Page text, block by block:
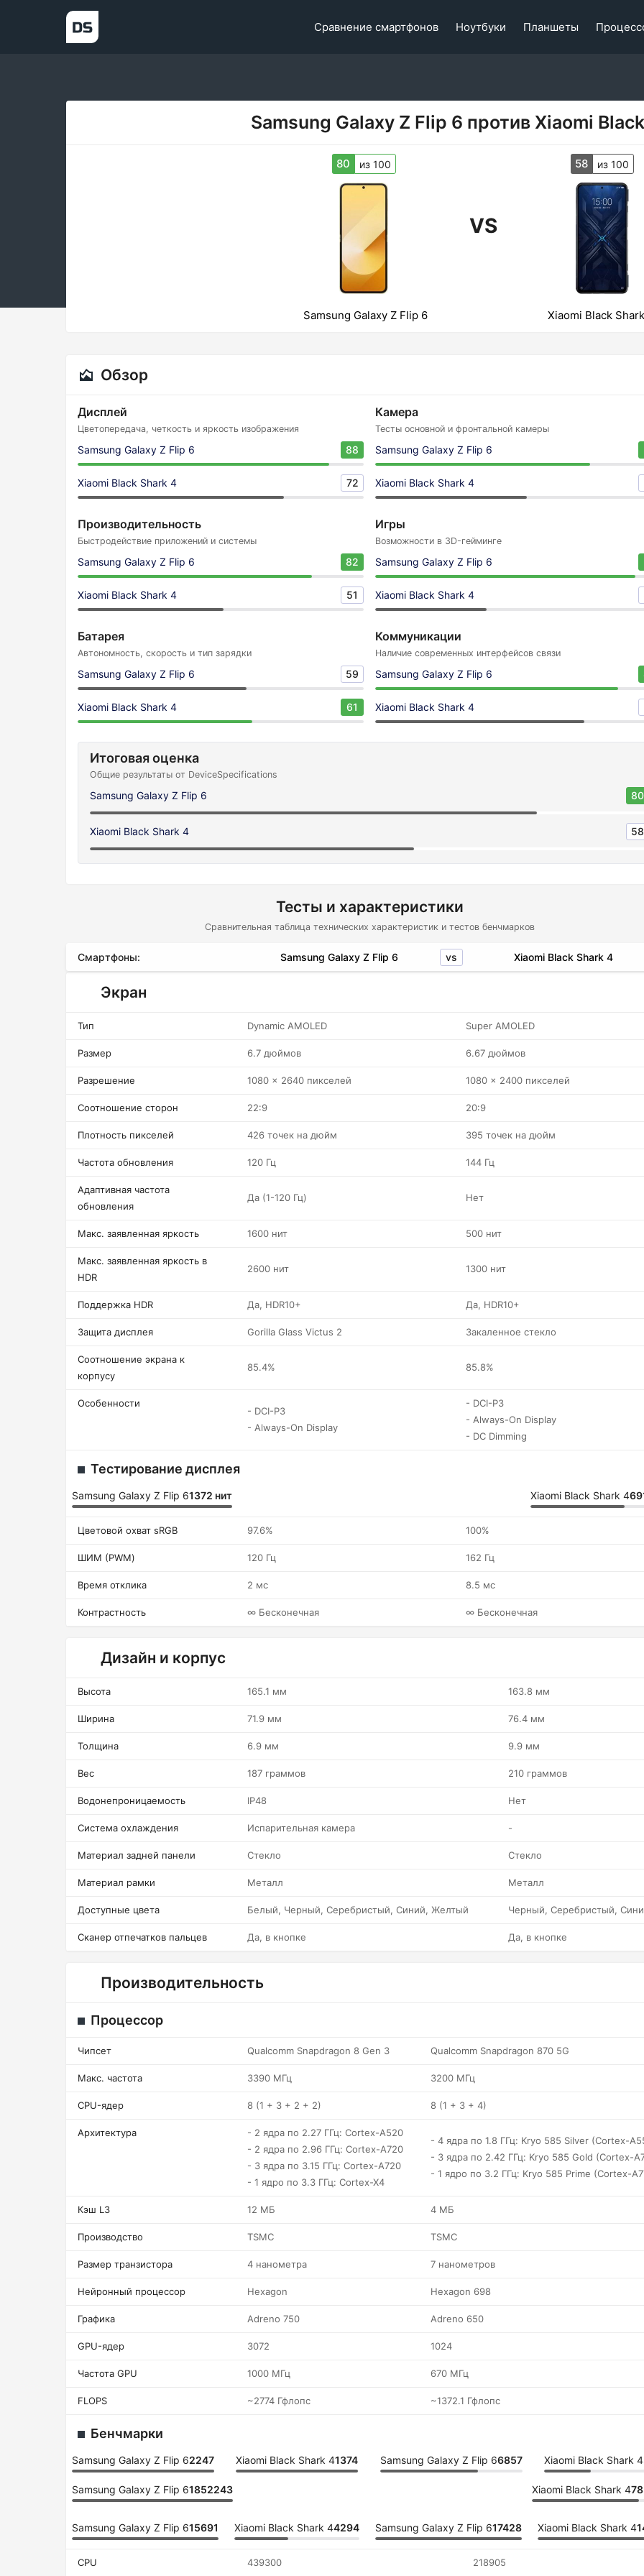
Сравнение смартфонов Ноутбуки Планшеты
Samsung Galaxy Z Flip 6 против Xiaomi
80 из 100
VS
58 из 100
Samsung Galaxy Z Flip 6 Xiaomi Black
Обзор
Дисплей
Цветопередача, четкость и яркость изображения
Samsung Galaxy Z Flip 6 88
Xiaomi Black Shark 4 72
Камера
Тесты основной и фронтальной камеры
Samsung Galaxy Z Flip 6
Xiaomi Black Shark 4
Производительность
Быстродействие приложений и системы
Samsung Galaxy Z Flip 6 82
Xiaomi Black Shark 4 51
Игры
Возможности в 3D-гейминге
Samsung Galaxy Z Flip 6
Xiaomi Black Shark 4
Батарея
Автономность, скорость и тип зарядки
Samsung Galaxy Z Flip 6 59
Xiaomi Black Shark 4 61
Коммуникации
Наличие современных интерфейсов связи
Samsung Galaxy Z Flip 6
Xiaomi Black Shark 4
Итоговая оценка
Общие результаты от DeviceSpecifications
Samsung Galaxy Z Flip 6 80
Xiaomi Black Shark 4 58
Тесты и характеристики
Сравнительная таблица технических характеристик и тестов бенчмарков
Смартфоны: Samsung Galaxy Z Flip 6 vs Xiaomi Black Shark 4
Экран
Тип Dynamic AMOLED Super AMOLED
Размер 6.7 дюймов 6.67 дюймов
Разрешение 1080 x 2640 пикселей 1080 x 2400 пикселей
Соотношение сторон 22:9 20:9
Плотность пикселей 426 точек на дюйм 395 точек на дюйм
Частота обновления 120 Гц 144 Гц
Адаптивная частота
обновления
Да (1-120 Гц) Нет
Макс. заявленная яркость 1600 нит 500 нит
Макс. заявленная яркость в
HDR
2600 нит 1300 нит
Поддержка HDR Да, HDR10+ Да, HDR10+
Защита дисплея Gorilla Glass Victus 2 Закаленное стекло
Соотношение экрана к
корпусу
85.4% 85.8%
Особенности
- DCI-P3
- Always-On Display
- DCI-P3
- Always-On Display
- DC Dimming
Тестирование дисплея
Samsung Galaxy Z Flip 61372 нит Xiaomi Black Shark 4
Цветовой охват sRGB 97.6% 100%
ШИМ (PWM) 120 Гц 162 Гц
Время отклика 2 мс 8.5 мс
Контрастность ∞ Бесконечная ∞ Бесконечная
Дизайн и корпус
Высота 165.1 мм 163.8 мм
Ширина 71.9 мм 76.4 мм
Толщина 6.9 мм 9.9 мм
Вес 187 граммов 210 граммов
Водонепроницаемость IP48 Нет
Система охлаждения Испарительная камера -
Материал задней панели Стекло Стекло
Материал рамки Металл Металл
Доступные цвета Белый, Черный, Серебристый, Синий, Желтый Черный, Серебристый,
Сканер отпечатков пальцев Да, в кнопке Да, в кнопке
Производительность
Процессор
Чипсет Qualcomm Snapdragon 8 Gen 3 Qualcomm Snapdragon 870 5G
Макс. частота 3390 МГц 3200 МГц
CPU-ядер 8 (1 + 3 + 2 + 2) 8 (1 + 3 + 4)
Архитектура
- 2 ядра по 2.27 ГГц: Cortex-A520
- 2 ядра по 2.96 ГГц: Cortex-A720
- 3 ядра по 3.15 ГГц: Cortex-A720
- 1 ядро по 3.3 ГГц: Cortex-X4
- 4 ядра по 1.8 ГГц: Kryo 585 Silver (Cortex-
- 3 ядра по 2.42 ГГц: Kryo 585 Gold (Cortex-
- 1 ядро по 3.2 ГГц: Kryo 585 Prime (Cortex-
Кэш L3 12 МБ 4 МБ
Производство TSMC TSMC
Размер транзистора 4 нанометра 7 нанометров
Нейронный процессор Hexagon Hexagon 698
Графика Adreno 750 Adreno 650
GPU-ядер 3072 1024
Частота GPU 1000 МГц 670 МГц
FLOPS ~2774 Гфлопс ~1372.1 Гфлопс
Бенчмарки
Samsung Galaxy Z Flip 62247 Xiaomi Black Shark 41374 Samsung Galaxy Z Flip 66857 Xiaomi Black Shark 4
Samsung Galaxy Z Flip 61852243 Xiaomi Black Shark 4
Samsung Galaxy Z Flip 615691 Xiaomi Black Shark 44294 Samsung Galaxy Z Flip 617428 Xiaomi Black Shark 4
CPU 439300 218905